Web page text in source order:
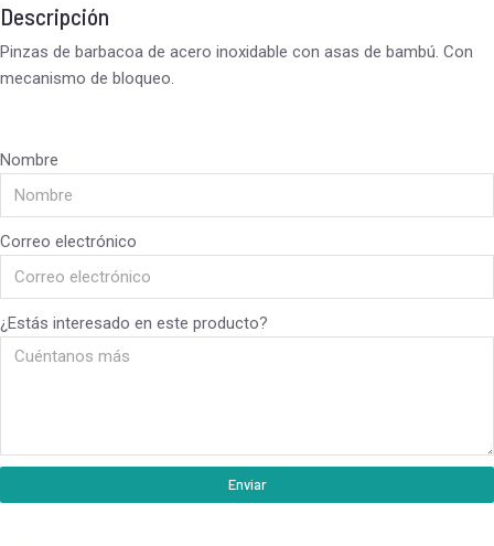
Descripción
Pinzas de barbacoa de acero inoxidable con asas de bambú. Con
mecanismo de bloqueo.
Nombre
Correo electrónico
¿Estás interesado en este producto?
Enviar